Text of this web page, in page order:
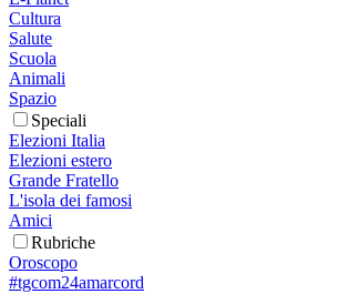
Cultura
Salute
Scuola
Animali
Spazio
Speciali
Elezioni Italia
Elezioni estero
Grande Fratello
L'isola dei famosi
Amici
Rubriche
Oroscopo
#tgcom24amarcord